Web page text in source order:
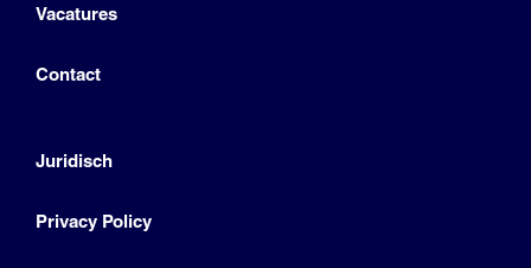
Vacatures
Contact
Juridisch
Privacy Policy